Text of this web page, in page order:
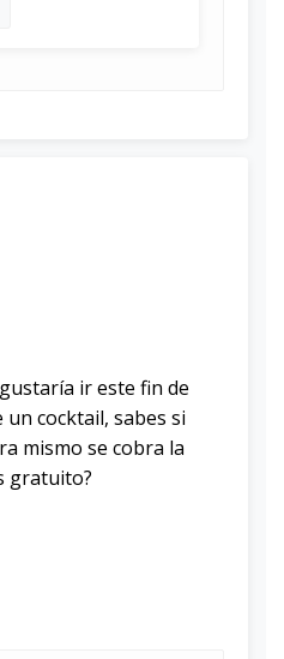
ir este fin de
cocktail, sabes si
mismo se cobra la
gratuito?